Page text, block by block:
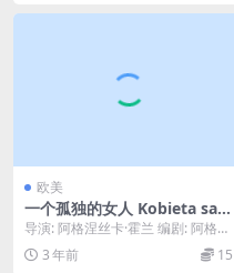
欧美
一个孤独的女人 Kobieta sam
otna (1987)
导演: 阿格涅丝卡·霍兰 编剧: 阿格涅
丝卡·霍兰 / 马切伊·卡尔平斯基 主
演...3 年前 15